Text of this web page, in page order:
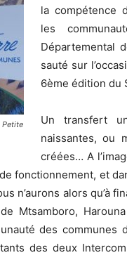
Petite
la compétence
les
Départemental
sauté sur
6ème édition du
Un transfert
naissantes, ou
créées… A
fonctionnement, et
n’aurons alors qu’à
Mtsamboro,
des communes
des deux